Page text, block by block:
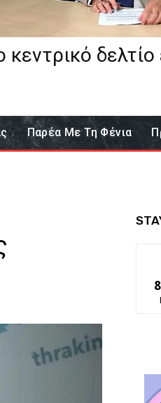
κεντρικό
Παρέα Με Τη Φένια